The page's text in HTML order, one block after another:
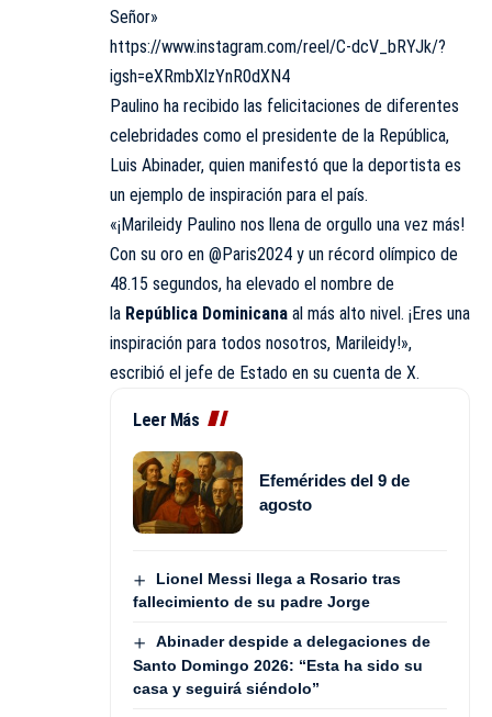
Señor»
https://www.instagram.com/reel/C-dcV_bRYJk/?
igsh=eXRmbXlzYnR0dXN4
Paulino ha recibido las felicitaciones de diferentes
celebridades como el presidente de la República,
Luis Abinader, quien manifestó que la deportista es
un ejemplo de inspiración para el país.
«¡Marileidy Paulino nos llena de orgullo una vez más!
Con su oro en @Paris2024 y un récord olímpico de
48.15 segundos, ha elevado el nombre de
la República Dominicana al más alto nivel. ¡Eres una
inspiración para todos nosotros, Marileidy!»,
escribió el jefe de Estado en su cuenta de X.
Leer Más
Efemérides del 9 de
agosto
Lionel Messi llega a Rosario tras
fallecimiento de su padre Jorge
Abinader despide a delegaciones de
Santo Domingo 2026: “Esta ha sido su
casa y seguirá siéndolo”